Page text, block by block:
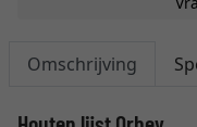
Omschrijving